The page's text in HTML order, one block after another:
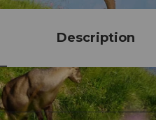
Description